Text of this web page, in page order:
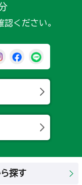
認ください。
須烏山市公式X
那須烏山市公式
那須烏山市
探す